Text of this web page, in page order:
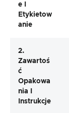
E I
Etykietow
Anie
2.
Zawartoś
Ć
Opakowa
Nia I
Instrukcje